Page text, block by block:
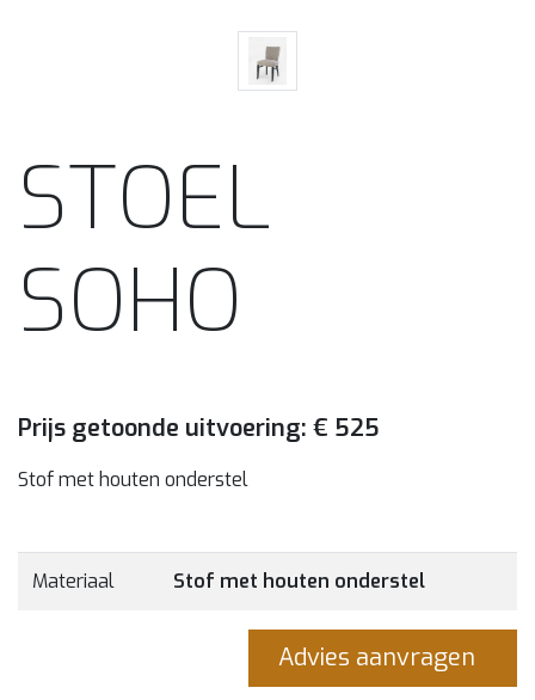
STOEL
SOHO
Prijs getoonde uitvoering: € 525
Stof met houten onderstel
Materiaal Stof met houten onderstel